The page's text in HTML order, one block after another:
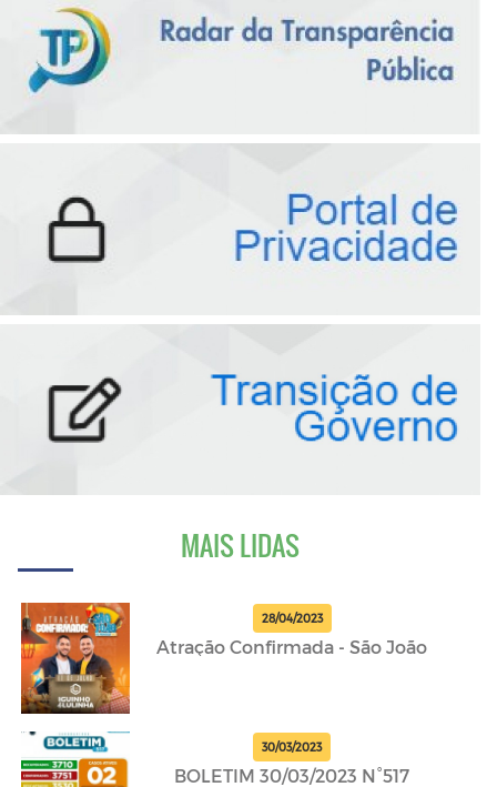
MAIS LIDAS
28/04/2023
Atração Confirmada - São João
30/03/2023
BOLETIM 30/03/2023 N°517